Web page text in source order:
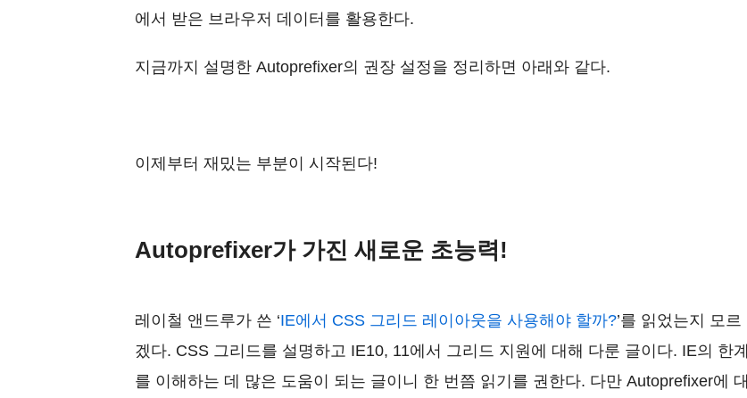
에서 받은 브라우저 데이터를 활용한다.
지금까지 설명한 Autoprefixer의 권장 설정을 정리하면 아래와 같다.
이제부터 재밌는 부분이 시작된다!
Autoprefixer가 가진 새로운 초능력!
레이철 앤드루가 쓴 ‘IE에서 CSS 그리드 레이아웃을 사용해야 할까?’를 읽었는지 모르
겠다. CSS 그리드를 설명하고 IE10, 11에서 그리드 지원에 대해 다룬 글이다. IE의 한계
를 이해하는 데 많은 도움이 되는 글이니 한 번쯤 읽기를 권한다. 다만 Autoprefixer에 대